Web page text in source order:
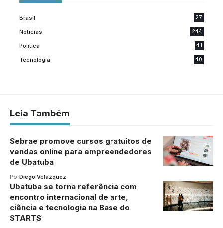
Brasil 27
Noticias 244
Politica 41
Tecnologia 40
Leia Também
Sebrae promove cursos gratuitos de
vendas online para empreendedores
de Ubatuba
PorDiego Velázquez
Ubatuba se torna referência com
encontro internacional de arte,
ciência e tecnologia na Base do
STARTS